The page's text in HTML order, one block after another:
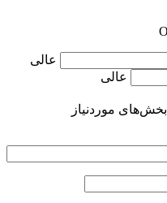
عالی
عالی
بخش‌های موردنیاز